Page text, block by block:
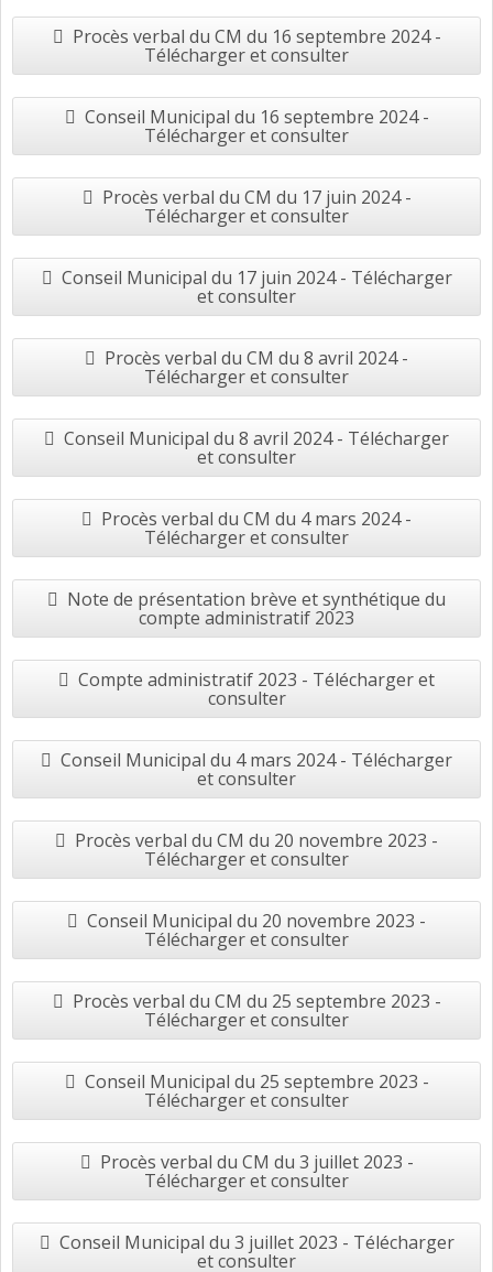
Procès verbal du CM du 16 septembre 2024 -
Télécharger et consulter
Conseil Municipal du 16 septembre 2024 -
Télécharger et consulter
Procès verbal du CM du 17 juin 2024 -
Télécharger et consulter
Conseil Municipal du 17 juin 2024 - Télécharger
et consulter
Procès verbal du CM du 8 avril 2024 -
Télécharger et consulter
Conseil Municipal du 8 avril 2024 - Télécharger
et consulter
Procès verbal du CM du 4 mars 2024 -
Télécharger et consulter
Note de présentation brève et synthétique du
compte administratif 2023
Compte administratif 2023 - Télécharger et
consulter
Conseil Municipal du 4 mars 2024 - Télécharger
et consulter
Procès verbal du CM du 20 novembre 2023 -
Télécharger et consulter
Conseil Municipal du 20 novembre 2023 -
Télécharger et consulter
Procès verbal du CM du 25 septembre 2023 -
Télécharger et consulter
Conseil Municipal du 25 septembre 2023 -
Télécharger et consulter
Procès verbal du CM du 3 juillet 2023 -
Télécharger et consulter
Conseil Municipal du 3 juillet 2023 - Télécharger
et consulter